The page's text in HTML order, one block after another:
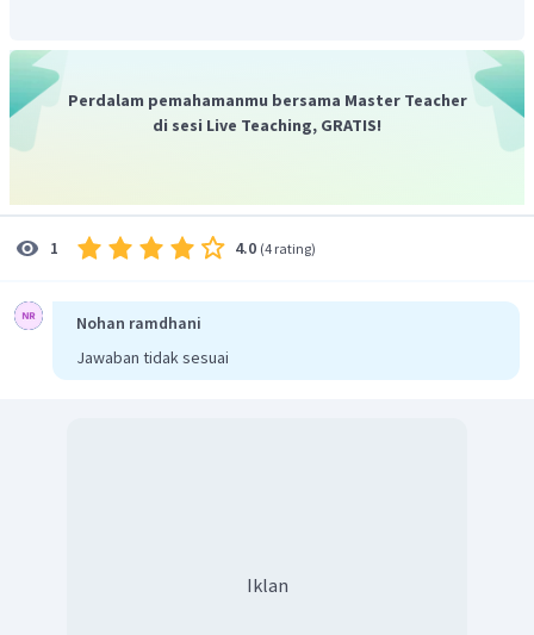
Dengan demikian, hasilnya yaitu 2.
Perdalam pemahamanmu bersama Master Teacher
di sesi Live Teaching, GRATIS!
1 4.0 (4 rating)
Nohan ramdhani
Jawaban tidak sesuai
Iklan